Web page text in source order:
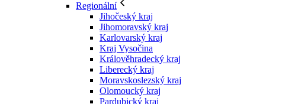
Regionální
Jihočeský kraj
Jihomoravský kraj
Karlovarský kraj
Kraj Vysočina
Králověhradecký kraj
Liberecký kraj
Moravskoslezský kraj
Olomoucký kraj
Pardubický kraj